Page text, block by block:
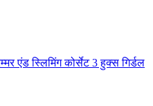
एंड स्लिमिंग कोर्सेट 3 हुक्स गिर्डल